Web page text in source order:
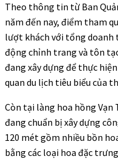
Theo thông tin từ Ban
năm đến nay, điểm tham
lượt khách với tổng doanh
động chỉnh trang và tôn
đang xây dựng để thực
quan du lịch tiêu biểu của
Còn tại làng hoa hồng Vạn
đang chuẩn bị xây dựng
120 mét gồm nhiều bồn
bằng các loại hoa đặc